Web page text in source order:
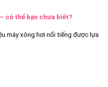
có thể bạn chưa biết?
máy xông hơi nổi tiếng được lựa